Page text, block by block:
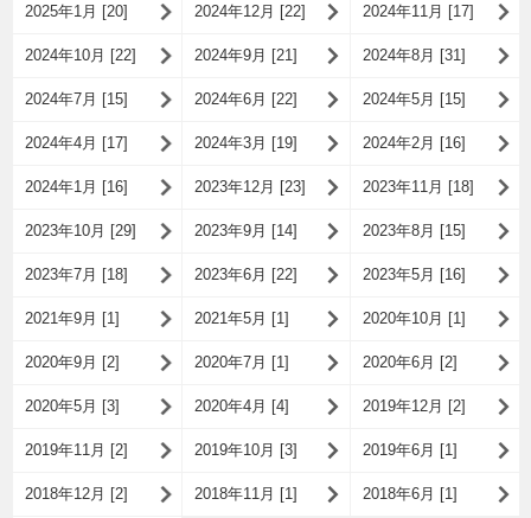
2025年1月 [20] 2024年12月 [22] 2024年11月 [17]
2024年10月 [22] 2024年9月 [21] 2024年8月 [31]
2024年7月 [15] 2024年6月 [22] 2024年5月 [15]
2024年4月 [17] 2024年3月 [19] 2024年2月 [16]
2024年1月 [16] 2023年12月 [23] 2023年11月 [18]
2023年10月 [29] 2023年9月 [14] 2023年8月 [15]
2023年7月 [18] 2023年6月 [22] 2023年5月 [16]
2021年9月 [1] 2021年5月 [1] 2020年10月 [1]
2020年9月 [2] 2020年7月 [1] 2020年6月 [2]
2020年5月 [3] 2020年4月 [4] 2019年12月 [2]
2019年11月 [2] 2019年10月 [3] 2019年6月 [1]
2018年12月 [2] 2018年11月 [1] 2018年6月 [1]